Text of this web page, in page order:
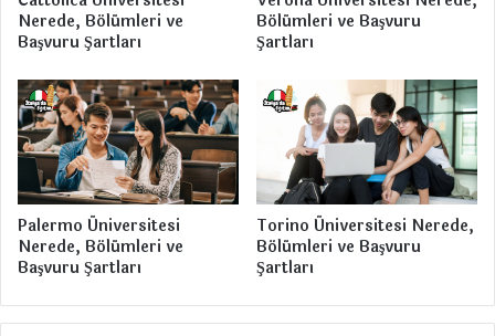
i
O
u
l
l
a
ı
Nerede, Bölümleri ve
Başvuru Şartları
Bölümleri ve Başvuru
Şartları
Palermo Üniversitesi
Nerede, Bölümleri ve
Başvuru Şartları
Torino Üniversitesi Nerede,
Bölümleri ve Başvuru
Şartları